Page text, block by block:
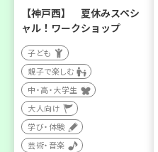
【神戸西】 夏休みスペシ
ャル！ワークショップ
子ども
親子で楽しむ
中・高・大学生
大人向け
学び・体験
芸術・音楽